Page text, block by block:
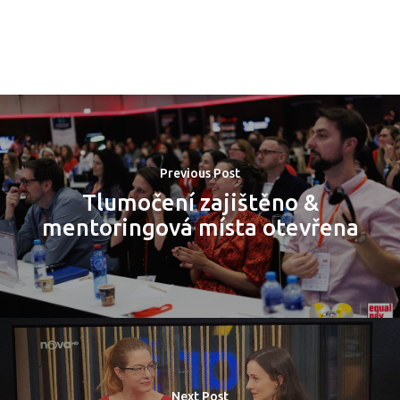
Previous Post
Tlumočení zajištěno &
mentoringová místa otevřena
Next Post
Domů
Program 26.3.
Program 27.3.
Osobnosti
Dopad
Aktuality